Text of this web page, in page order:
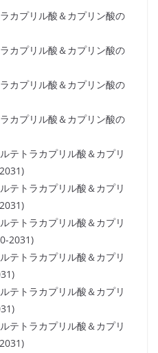
カプリル酸＆カプリン酸の
カプリル酸＆カプリン酸の
カプリル酸＆カプリン酸の
カプリル酸＆カプリン酸の
テトラカプリル酸＆カプリ
テトラカプリル酸＆カプリ
テトラカプリル酸＆カプリ
2031)
テトラカプリル酸＆カプリ
テトラカプリル酸＆カプリ
テトラカプリル酸＆カプリ